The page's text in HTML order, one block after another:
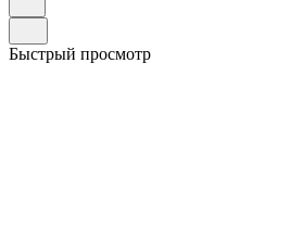
Быстрый просмотр